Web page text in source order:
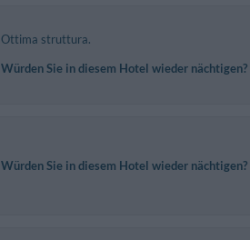
Ottima struttura.
Würden Sie in diesem Hotel wieder nächtigen?
Würden Sie in diesem Hotel wieder nächtigen?